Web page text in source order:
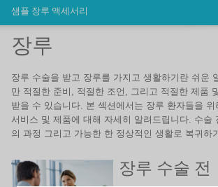
샘플 장루 액세서리
장루
장루 수술을 받고 장루를 가지고 생활하기란 쉬운
만 적절한 준비, 적절한 조언, 그리고 적절한 제품
받을 수 있습니다. 본 섹션에서는 장루 환자들을
서비스 및 제품에 대해 자세히 알려드립니다. 수술
의 과정 그리고 가능한 한 정상적인 생활로 복귀하
장루 수술 전